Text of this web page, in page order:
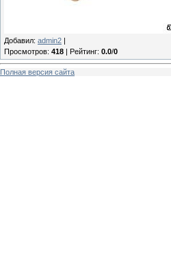
Добавил: admin2 |
Просмотров: 418 | Рейтинг: 0.0/0
Полная версия сайта